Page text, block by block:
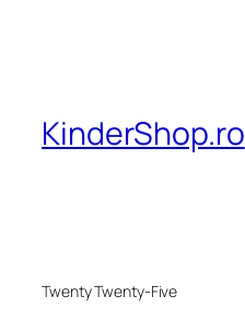
KinderShop.ro
Twenty Twenty-Five